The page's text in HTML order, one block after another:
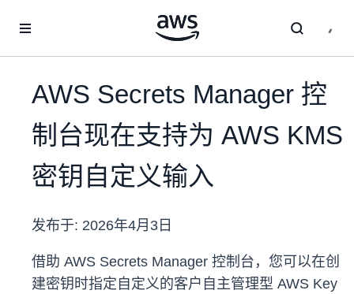
AWS Secrets Manager 控
制台现在支持为 AWS KMS
密钥自定义输入
发布于: 2026年4月3日
借助 AWS Secrets Manager 控制台，您可以在创
建密钥时指定自定义的客户自主管理型 AWS Key